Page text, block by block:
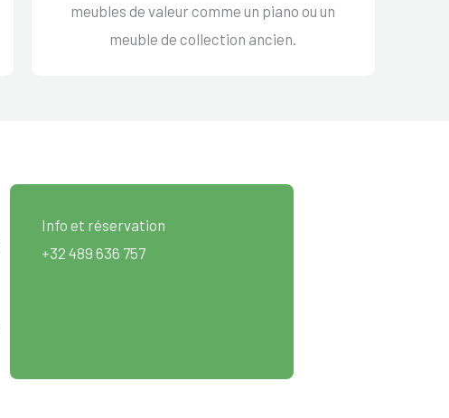
meubles de valeur comme un piano ou un
meuble de collection ancien.
Info et réservation
+32 489 636 757